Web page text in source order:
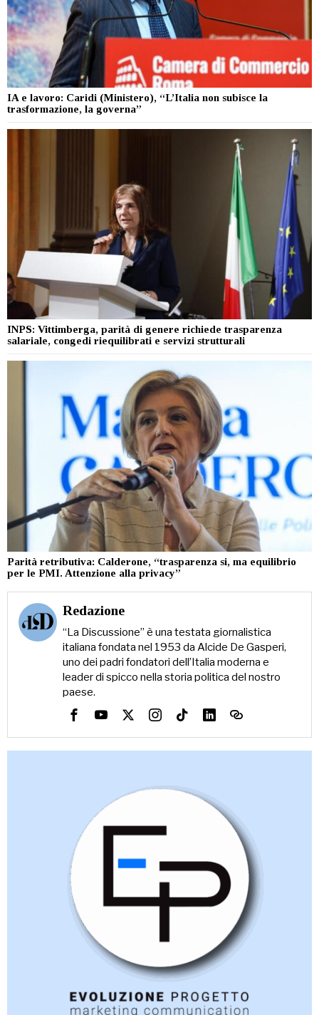
IA e lavoro: Caridi (Ministero), “L’Italia non subisce la
trasformazione, la governa”
INPS: Vittimberga, parità di genere richiede trasparenza
salariale, congedi riequilibrati e servizi strutturali
Parità retributiva: Calderone, “trasparenza si, ma equilibrio
per le PMI. Attenzione alla privacy”
Redazione
“La Discussione” è una testata giornalistica
italiana fondata nel 1953 da Alcide De Gasperi,
uno dei padri fondatori dell’Italia moderna e
leader di spicco nella storia politica del nostro
paese.